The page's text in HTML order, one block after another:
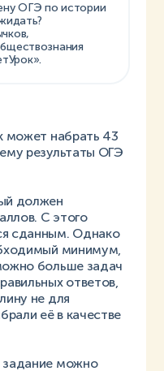
ОГЭ по истории
может набрать 43
результаты ОГЭ
должен
С этого
сданным. Однако
минимум,
больше задач
ответов,
не для
её в качестве
задание можно